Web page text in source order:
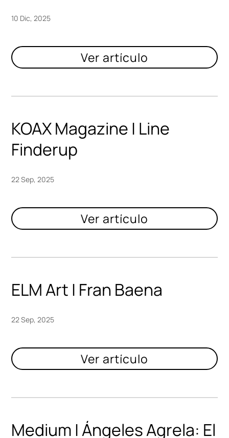
10 Dic, 2025
KOAX Magazine | Line
Finderup
22 Sep, 2025
ELM Art | Fran Baena
22 Sep, 2025
Medium | Ángeles Agrela: El